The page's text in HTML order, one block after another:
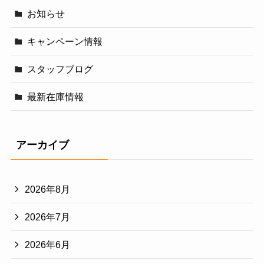
お知らせ
キャンペーン情報
スタッフブログ
最新在庫情報
アーカイブ
2026年8月
2026年7月
2026年6月